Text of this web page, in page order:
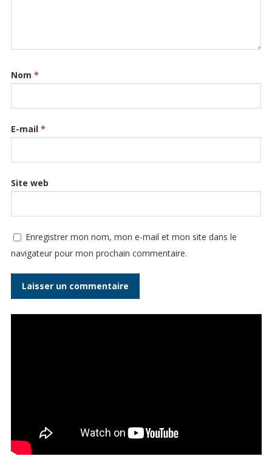
Nom *
E-mail *
Site web
Enregistrer mon nom, mon e-mail et mon site dans le
navigateur pour mon prochain commentaire.